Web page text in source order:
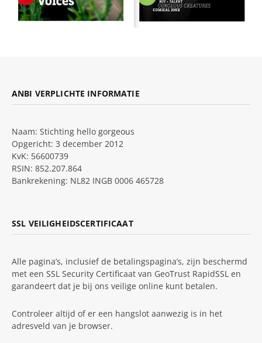
ANBI VERPLICHTE INFORMATIE
Naam: Stichting hello gorgeous
Opgericht: 3 december 2012
KvK: 56600739
RSIN: 852.207.864
Bankrekening: NL82 INGB 0006 465728
SSL VEILIGHEIDSCERTIFICAAT
Alle pagina’s, inclusief de betalingspagina’s, zijn beschermd
met een SSL Security Certificaat van GeoTrust RapidSSL en
garandeert dat je bij ons veilige online kunt betalen.
Controleer altijd of er een hangslot aanwezig is in het
adresveld van je browser.